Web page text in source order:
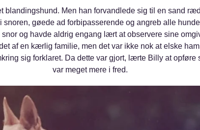
blandingshund. Men han forvandlede sig til en sand
snoren, gøede ad forbipasserende og angreb alle
og havde aldrig engang lært at observere sine
af en kærlig familie, men det var ikke nok at elske
sig forklaret. Da dette var gjort, lærte Billy at opføre
var meget mere i fred.